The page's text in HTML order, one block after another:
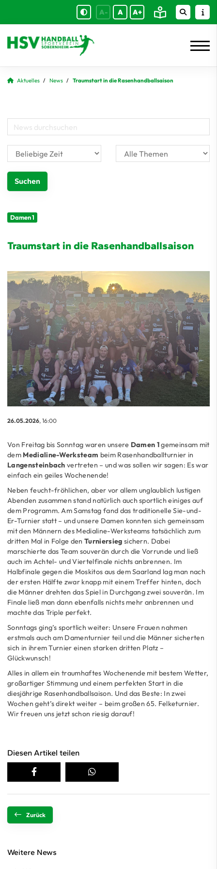
A- A A+
Aktuelles News Traumstart in die Rasenhandballsaison
Damen 1
Traumstart in die Rasenhandballsaison
26.05.2026, 16:00
Von Freitag bis Sonntag waren unsere Damen 1gemeinsam mit
dem Medialine-Werksteam beim Rasenhandballturnier in
Langensteinbach vertreten – und was sollen wir sagen: Es war
einfach ein geiles Wochenende!
Neben feucht-fröhlichen, aber vor allem unglaublich lustigen
Abenden zusammen stand natürlich auch sportlich einiges auf
dem Programm. Am Samstag fand das traditionelle Sie-und-
Er-Turnier statt – und unsere Damen konnten sich gemeinsam
mit den Männern des Medialine-Werksteams tatsächlich zum
dritten Mal in Folge denTurniersieg sichern. Dabei
marschierte das Team souverän durch die Vorrunde und ließ
auch im Achtel- und Viertelfinale nichts anbrennen. Im
Halbfinale gegen die Moskitos aus dem Saarland lag man nach
der ersten Hälfte zwar knapp mit einem Treffer hinten, doch
die Männer drehten das Spiel in Durchgang zwei souverän. Im
Finale ließ man dann ebenfalls nichts mehr anbrennen und
machte das Triple perfekt.
Sonntags ging’s sportlich weiter: Unsere Frauen nahmen
erstmals auch am Damenturnier teil und die Männer sicherten
sich in ihrem Turnier einen starken dritten Platz –
Glückwunsch!
Alles in allem ein traumhaftes Wochenende mit bestem Wetter,
großartiger Stimmung und einem perfekten Start in die
diesjährige Rasenhandballsaison. Und das Beste: In zwei
Wochen geht’s direkt weiter – beim großen 65. Felketurnier.
Wir freuen uns jetzt schon riesig darauf!
Diesen Artikel teilen
Zurück
Weitere News